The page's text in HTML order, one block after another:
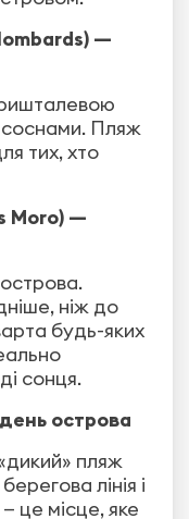
—
Пляж
тих, хто
Moro) —
ніж до
будь-яких
сонця.
острова
пляж
лінія і
це місце, яке